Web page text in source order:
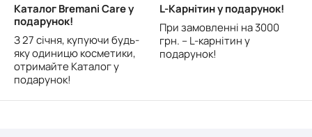
Каталог Bremani Care у
подарунок!
З 27 січня, купуючи будь-
яку одиницю косметики,
отримайте Каталог у
подарунок!
L-Карнітин у подарунок!
При замовленні на 3000
грн. – L-карнітин у
подарунок!